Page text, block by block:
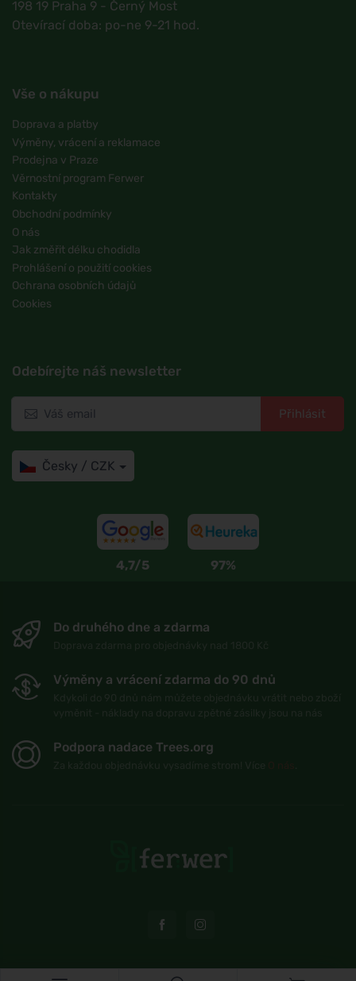
198 19 Praha 9 - Černý Most
Otevírací doba: po-ne 9-21 hod.
Vše o nákupu
Doprava a platby
Výměny, vrácení a reklamace
Prodejna v Praze
Věrnostní program Ferwer
Kontakty
Obchodní podmínky
O nás
Jak změřit délku chodidla
Prohlášení o použití cookies
Ochrana osobních údajů
Cookies
Odebírejte náš newsletter
Přihlásit
Česky / CZK
4,7/5 97%
Do druhého dne a zdarma
Výměny a vrácení zdarma do 90 dnů
Podpora nadace Trees.org